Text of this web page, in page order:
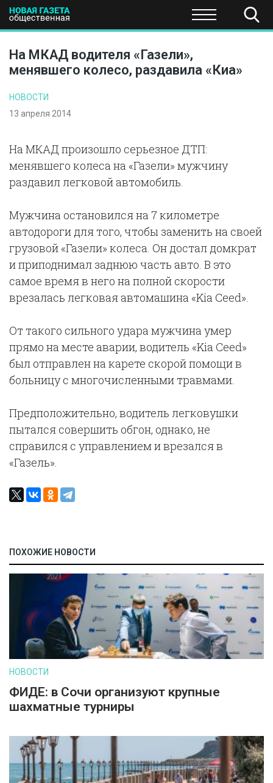
ПОЛИТИКА ЭКОНОМИКА НАУКА И
На МКАД водителя «Газели»,
менявшего колесо, раздавила «Киа»
НОВОСТИ
13 апреля 2014
На МКАД произошло серьезное ДТП:
менявшего колеса на «Газели» мужчину
раздавил легковой автомобиль.
Мужчина остановился на 7 километре
автодороги для того, чтобы заменить на своей
грузовой «Газели» колеса. Он достал домкрат
и приподнимал заднюю часть авто. В это
самое время в него на полной скорости
врезалась легковая автомашина «Kia Ceed».
От такого сильного удара мужчина умер
прямо на месте аварии, водитель «Kia Ceed»
был отправлен на карете скорой помощи в
больницу с многочисленными травмами.
Предположительно, водитель легковушки
пытался совершить обгон, однако, не
справился с управлением и врезался в
«Газель».
ПОХОЖИЕ НОВОСТИ
НОВОСТИ
ФИДЕ: в Сочи организуют крупные
шахматные турниры